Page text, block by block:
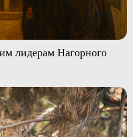
лидерам Нагорного